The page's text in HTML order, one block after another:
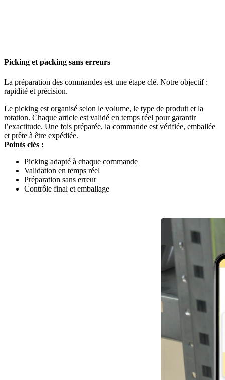
Picking et packing sans erreurs
La préparation des commandes est une étape clé. Notre objectif :
rapidité et précision.
Le picking est organisé selon le volume, le type de produit et la
rotation. Chaque article est validé en temps réel pour garantir
l’exactitude. Une fois préparée, la commande est vérifiée, emballée
et prête à être expédiée.
Points clés :
Picking adapté à chaque commande
Validation en temps réel
Préparation sans erreur
Contrôle final et emballage